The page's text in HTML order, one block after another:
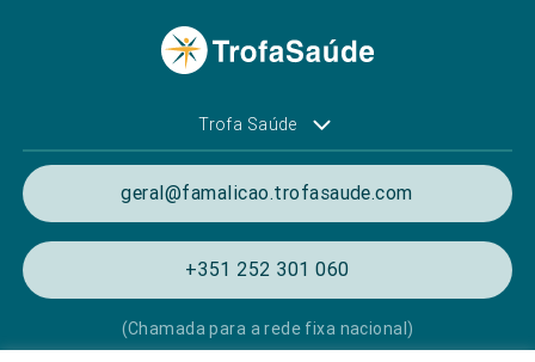
Trofa Saúde
geral@famalicao.trofasaude.com
+351 252 301 060
(Chamada para a rede fixa nacional)